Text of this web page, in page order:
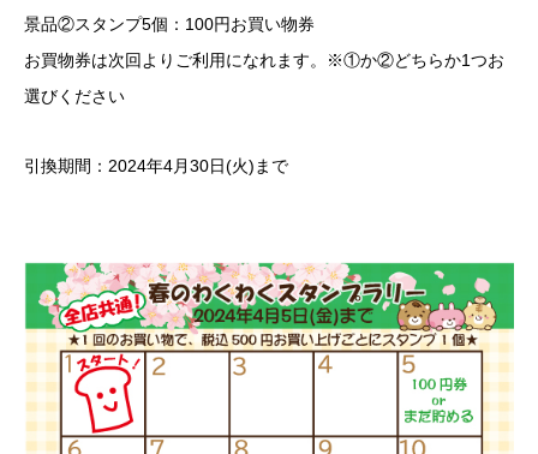
景品②スタンプ5個：100円お買い物券
お買物券は次回よりご利用になれます。※①か②どちらか1つお
選びください
引換期間：2024年4月30日(火)まで